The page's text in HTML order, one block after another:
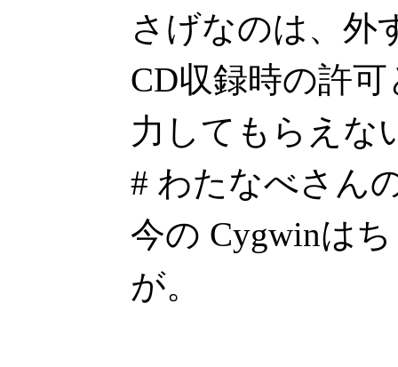
さげなのは、外
CD収録時の許
力してもらえな
# わたなべさん
今の Cygwinは
が。